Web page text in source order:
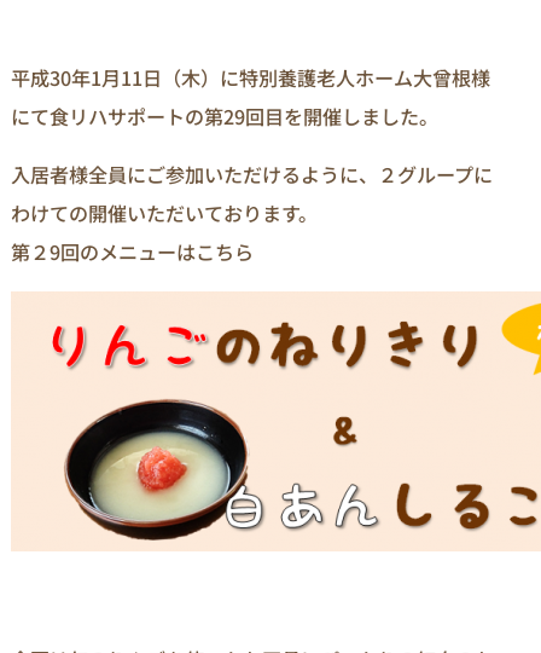
平成30年1月11日（木）に特別養護老人ホーム大曾根様
にて食リハサポートの第29回目を開催しました。
入居者様全員にご参加いただけるように、２グループに
わけての開催いただいております。
第２9回のメニューはこちら